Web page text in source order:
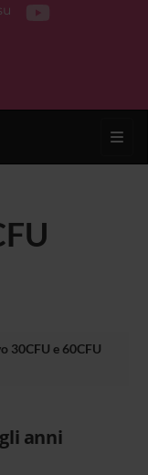
30CFU e 60CFU
anni